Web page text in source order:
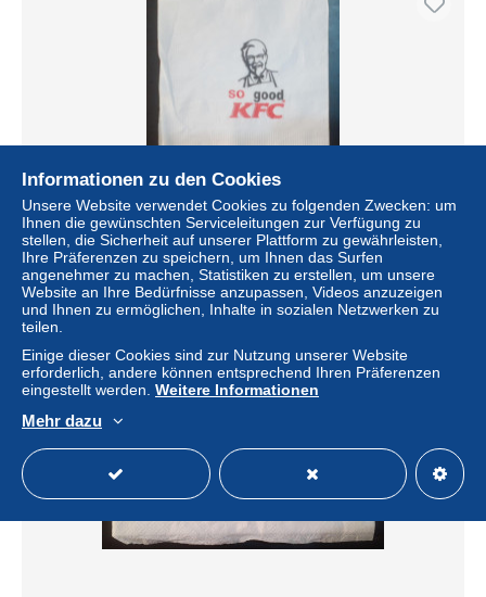
EGYPT - KFC Napkins (Egypte) (Egitto) (Ägypten)
(Egipto) (Egypten) Africa
± 2,02 $
Status
Informationen zu den Cookies
Unsere Website verwendet Cookies zu folgenden Zwecken: um
Ihnen die gewünschten Serviceleitungen zur Verfügung zu
stellen, die Sicherheit auf unserer Plattform zu gewährleisten,
Ihre Präferenzen zu speichern, um Ihnen das Surfen
angenehmer zu machen, Statistiken zu erstellen, um unsere
Website an Ihre Bedürfnisse anzupassen, Videos anzuzeigen
und Ihnen zu ermöglichen, Inhalte in sozialen Netzwerken zu
teilen.
Einige dieser Cookies sind zur Nutzung unserer Website
erforderlich, andere können entsprechend Ihren Präferenzen
eingestellt werden. Weitere Informationen
Mehr dazu